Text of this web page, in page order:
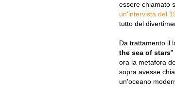
essere chiamato
un'intervista del
tutto del
Da trattamento il
the sea of stars"
ora la metafora
sopra avesse
un'oceano